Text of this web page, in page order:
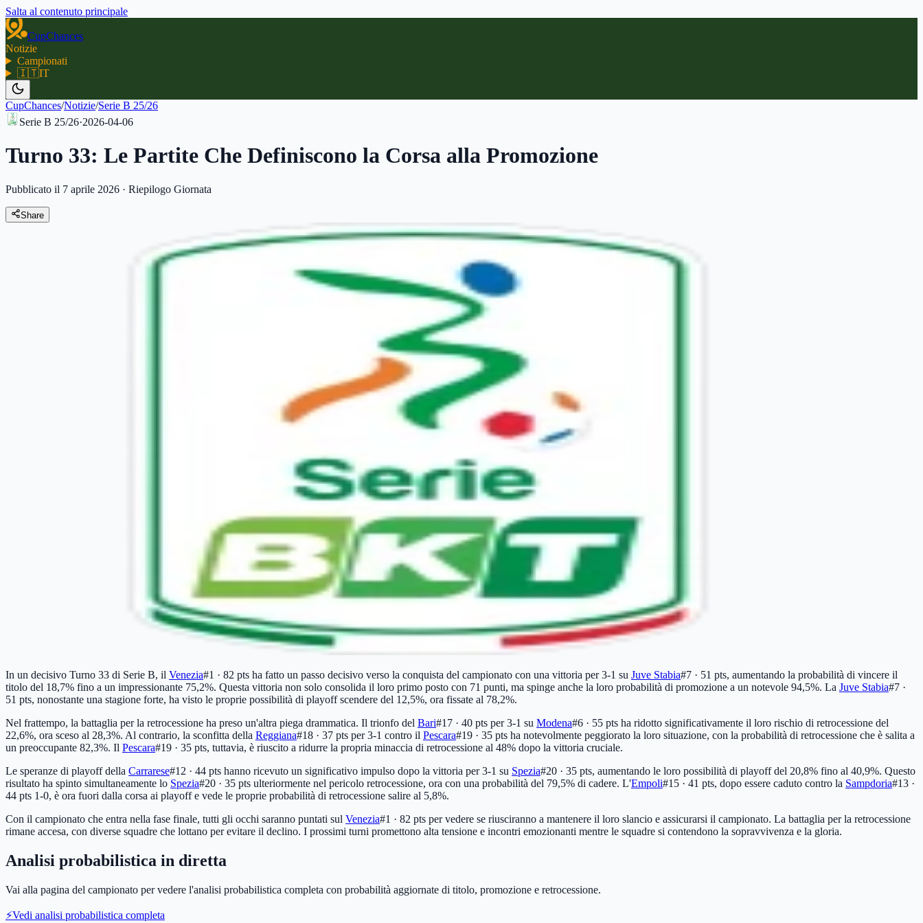
Salta al contenuto principale
CupChances
Notizie
Campionati
🇮🇹IT
CupChances/Notizie/Serie B 25/26
Serie B 25/26·2026-04-06
Turno 33: Le Partite Che Definiscono la Corsa alla Promozione
Pubblicato il 7 aprile 2026 · Riepilogo Giornata
Share
In un decisivo Turno 33 di Serie B, il Venezia#1 · 82 pts ha fatto un passo decisivo verso la conquista del campionato con una vittoria per 3-1 su Juve Stabia#7 · 51 pts, aumentando la probabilità di vincere il
titolo del 18,7% fino a un impressionante 75,2%. Questa vittoria non solo consolida il loro primo posto con 71 punti, ma spinge anche la loro probabilità di promozione a un notevole 94,5%. La Juve Stabia#7 ·
51 pts, nonostante una stagione forte, ha visto le proprie possibilità di playoff scendere del 12,5%, ora fissate al 78,2%.
Nel frattempo, la battaglia per la retrocessione ha preso un'altra piega drammatica. Il trionfo del Bari#17 · 40 pts per 3-1 su Modena#6 · 55 pts ha ridotto significativamente il loro rischio di retrocessione del
22,6%, ora sceso al 28,3%. Al contrario, la sconfitta della Reggiana#18 · 37 pts per 3-1 contro il Pescara#19 · 35 pts ha notevolmente peggiorato la loro situazione, con la probabilità di retrocessione che è salita a
un preoccupante 82,3%. Il Pescara#19 · 35 pts, tuttavia, è riuscito a ridurre la propria minaccia di retrocessione al 48% dopo la vittoria cruciale.
Le speranze di playoff della Carrarese#12 · 44 pts hanno ricevuto un significativo impulso dopo la vittoria per 3-1 su Spezia#20 · 35 pts, aumentando le loro possibilità di playoff del 20,8% fino al 40,9%. Questo
risultato ha spinto simultaneamente lo Spezia#20 · 35 pts ulteriormente nel pericolo retrocessione, ora con una probabilità del 79,5% di cadere. L'Empoli#15 · 41 pts, dopo essere caduto contro la Sampdoria#13 ·
44 pts 1-0, è ora fuori dalla corsa ai playoff e vede le proprie probabilità di retrocessione salire al 5,8%.
Con il campionato che entra nella fase finale, tutti gli occhi saranno puntati sul Venezia#1 · 82 pts per vedere se riusciranno a mantenere il loro slancio e assicurarsi il campionato. La battaglia per la retrocessione
rimane accesa, con diverse squadre che lottano per evitare il declino. I prossimi turni promettono alta tensione e incontri emozionanti mentre le squadre si contendono la sopravvivenza e la gloria.
Analisi probabilistica in diretta
Vai alla pagina del campionato per vedere l'analisi probabilistica completa con probabilità aggiornate di titolo, promozione e retrocessione.
⚡Vedi analisi probabilistica completa